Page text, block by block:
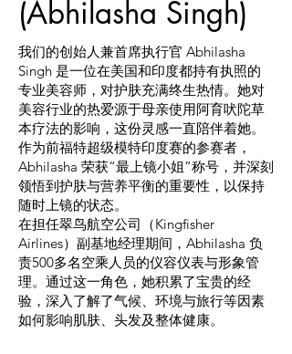
(Abhilasha Singh)
我们的创始人兼首席执行官 Abhilasha
Singh 是一位在美国和印度都持有执照的
专业美容师，对护肤充满终生热情。她对
美容行业的热爱源于母亲使用阿育吠陀草
本疗法的影响，这份灵感一直陪伴着她。
作为前福特超级模特印度赛的参赛者，
Abhilasha 荣获“最上镜小姐”称号，并深刻
领悟到护肤与营养平衡的重要性，以保持
随时上镜的状态。
在担任翠鸟航空公司（Kingfisher
Airlines）副基地经理期间，Abhilasha 负
责500多名空乘人员的仪容仪表与形象管
理。通过这一角色，她积累了宝贵的经
验，深入了解了气候、环境与旅行等因素
如何影响肌肤、头发及整体健康。